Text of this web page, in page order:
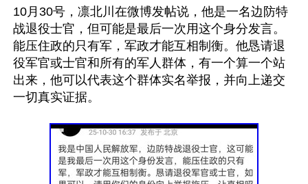
10月30号，凛北川在微博发帖说，他是一名边防特
战退役士官，但可能是最后一次用这个身分发言。
能压住政的只有军，军政才能互相制衡。他恳请退
役军官或士官和所有的军人群体，有一个算一个站
出来，他可以代表这个群体实名举报，并向上递交
一切真实证据。